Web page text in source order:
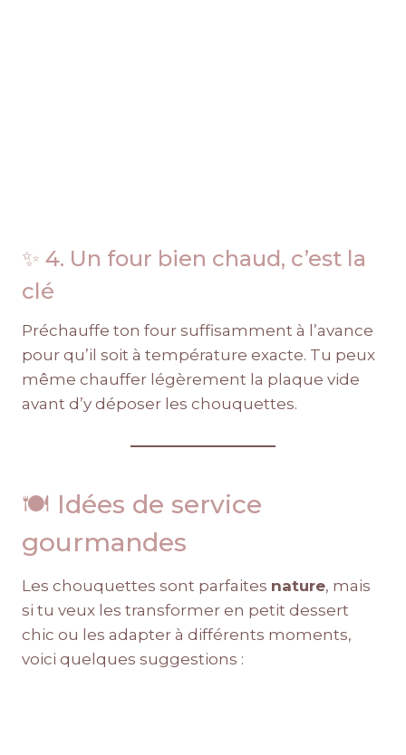
✨ 4. Un four bien chaud, c’est la
clé
Préchauffe ton four suffisamment à l’avance
pour qu’il soit à température exacte. Tu peux
même chauffer légèrement la plaque vide
avant d’y déposer les chouquettes.
🍽️ Idées de service
gourmandes
Les chouquettes sont parfaites nature, mais
si tu veux les transformer en petit dessert
chic ou les adapter à différents moments,
voici quelques suggestions :